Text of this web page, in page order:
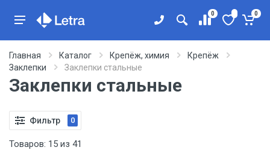
0 0
Главная Каталог Крепёж, химия
Крепёж
Заклепки
Заклепки стальные
Заклепки стальные
Фильтр 0
Товаров: 15 из 41